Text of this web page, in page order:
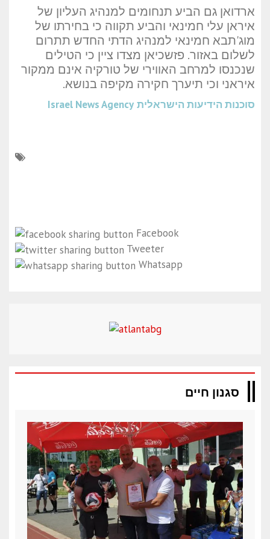
ארדואן גם הביע תנחומים למנהיג העליון של
איראן עלי חמינאי והביע תקווה כי בחירתו של
מוג'תבא חמינאי למנהיג הדתי החדש תתרום
לשלום באזור. פזשכיאן מצדו ציין כי הטילים
שנכנסו למרחב האווירי של טורקיה אינם ממקור
איראני וכי תיערך חקירה מקיפה בנושא.
סוכנות הידיעות הישראלית Israel News Agency
Facebook
Tweeter
Whatsapp
סגנון חיים